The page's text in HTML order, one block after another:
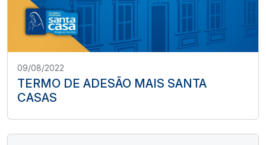
09/08/2022
TERMO DE ADESÃO MAIS SANTA
CASAS